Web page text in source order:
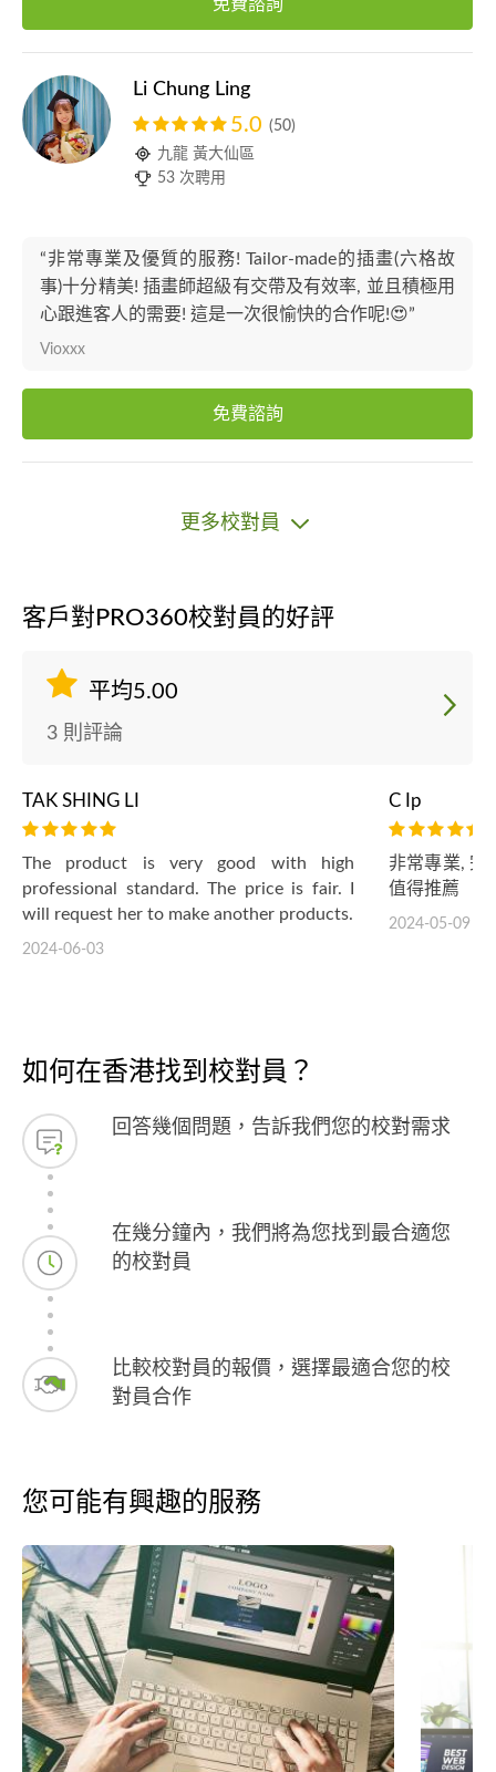
免費諮詢
Li Chung Ling
5.0 (50)
九龍 黃大仙區
53 次聘用
“非常專業及優質的服務! Tailor-made的插畫(六格故
事)十分精美! 插畫師超級有交帶及有效率, 並且積極用
心跟進客人的需要! 這是一次很愉快的合作呢!😍”
Vioxxx
免費諮詢
更多校對員
客戶對PRO360校對員的好評
平均5.00
3 則評論
TAK SHING LI
The product is very good with high
professional standard. The price is fair. I
will request her to make another products.
2024-06-03
C Ip
非常專業, 完
值得推薦
2024-05-09
如何在香港找到校對員？
回答幾個問題，告訴我們您的校對需求
在幾分鐘內，我們將為您找到最合適您
的校對員
比較校對員的報價，選擇最適合您的校
對員合作
您可能有興趣的服務